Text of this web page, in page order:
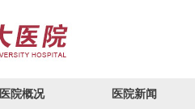
医院概况 医院新闻